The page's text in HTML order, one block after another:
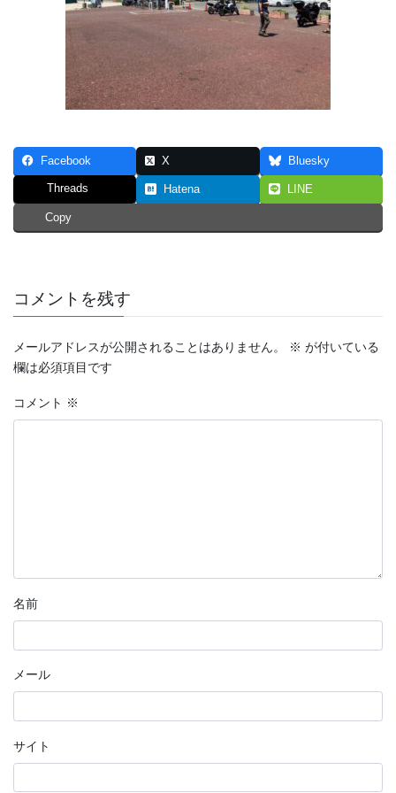
Facebook X Bluesky
Threads Hatena LINE
Copy
コメントを残す
メールアドレスが公開されることはありません。 ※ が付いている
欄は必須項目です
コメント ※
名前
メール
サイト